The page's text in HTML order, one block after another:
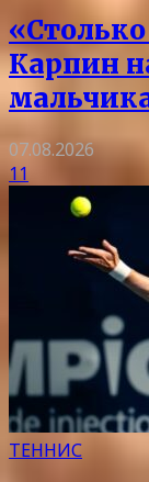
Карпин
07.08.2026
11
ТЕННИС